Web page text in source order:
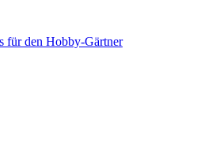
für den Hobby-Gärtner